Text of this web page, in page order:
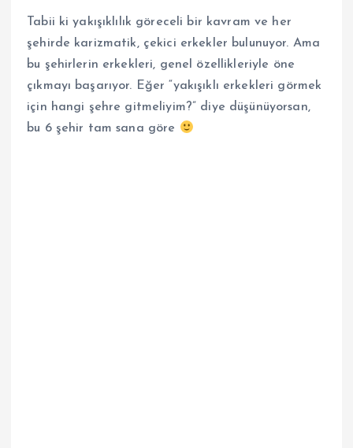
Tabii ki yakışıklılık göreceli bir kavram ve her
şehirde karizmatik, çekici erkekler bulunuyor. Ama
bu şehirlerin erkekleri, genel özellikleriyle öne
çıkmayı başarıyor. Eğer “yakışıklı erkekleri görmek
için hangi şehre gitmeliyim?” diye düşünüyorsan,
bu 6 şehir tam sana göre